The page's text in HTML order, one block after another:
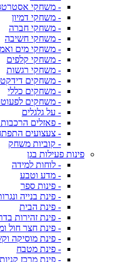
- משחקי
- משחקי דמיון
- משחקי חברה
- משחקי חשיבה
- משחקי מים
- משחקי קלפים
- משחקי רגשות
- משחקים
- משחקים כללי
- משחקים
- על גלגלים
- פאזלים הרכבות
- צעצועים
- קוביות משחק
פינות פעילות בגן
- לוחות למידה
- מדע וטבע
- פינות ספר
- פינת בנייה
- פינת הבית
- פינת זהירות
- פינת חצר חול
- פינת מוסיקה
- פינת מטבח
- פינת מרכז קניות